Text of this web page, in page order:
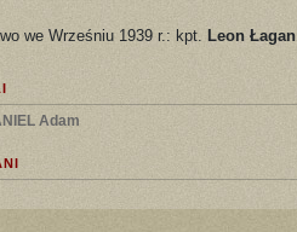
we Wrześniu 1939 r.: kpt. Leon Łagan
Adam